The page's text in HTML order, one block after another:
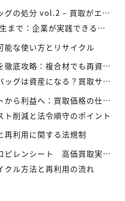
分 vol.2 – 買取がエコにつながる
が実践できるコスト効率の高い手法
能な使い方とリサイクル
源化できる最新手法とアイレックス株式会社の取り組み
？買取サービスを活用したリサイクル戦略
：買取価格の仕組みと高値で売るコツ
削減と法令順守のポイント
再利用に関する法規制
レンシート 高価買取実施中
ル方法と再利用の流れ